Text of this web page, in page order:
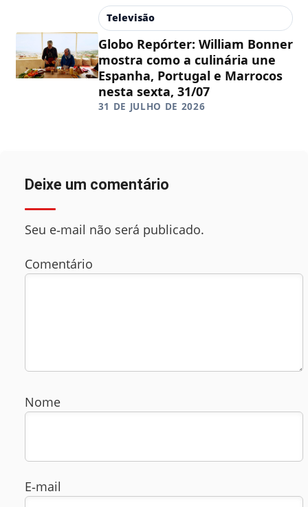
Televisão
Globo Repórter: William Bonner
mostra como a culinária une
Espanha, Portugal e Marrocos
nesta sexta, 31/07
31 DE JULHO DE 2026
Deixe um comentário
Seu e‑mail não será publicado.
Comentário
Nome
E‑mail